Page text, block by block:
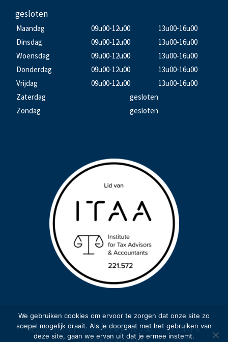
gesloten
Maandag 09u00-12u00
13u00-16u00
Dinsdag
09u00-12u00
13u00-16u00
Woensdag
09u00-12u00
13u00-16u00
Donderdag
09u00-12u00
13u00-16u00
Vrijdag
09u00-12u00
13u00-16u00
Zaterdag
gesloten
Zondag
gesloten
© COPYRIGHT 2023 GEMA BV - ALLE RECHTEN
We gebruiken cookies om ervoor te zorgen dat onze site zo
soepel mogelijk draait. Als je doorgaat met het gebruiken van
deze site, gaan we ervan uit dat je ermee instemt.